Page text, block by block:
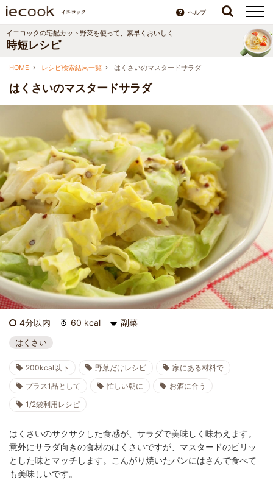
ヘルプ
イエコックの宅配カット野菜を使って、素早くおいしく
時短レシピ
HOME レシピ検索結果一覧 はくさいのマスタードサラダ
はくさいのマスタードサラダ
4分以内 60 kcal 副菜
はくさい
200kcal以下 野菜だけレシピ
家にある材料で
プラス1品として
忙しい朝に
お酒に合う
1/2袋利用レシピ
はくさいのサクサクした食感が、サラダで美味しく味わえます。
意外にサラダ向きの食材のはくさいですが、マスタードのピリッ
とした味とマッチします。こんがり焼いたパンにはさんで食べて
も美味しいです。